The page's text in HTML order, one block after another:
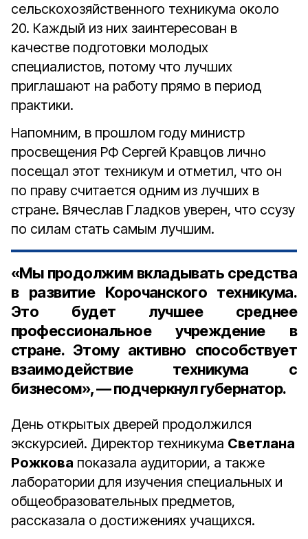
сельскохозяйственного техникума около
20. Каждый из них заинтересован в
качестве подготовки молодых
специалистов, потому что лучших
приглашают на работу прямо в период
практики.
Напомним, в прошлом году министр
просвещения РФ Сергей Кравцов лично
посещал этот техникум и отметил, что он
по праву считается одним из лучших в
стране. Вячеслав Гладков уверен, что ссузу
по силам стать самым лучшим.
«Мы продолжим вкладывать средства
в развитие Корочанского техникума.
Это будет лучшее среднее
профессиональное учреждение в
стране. Этому активно способствует
взаимодействие техникума с
бизнесом», — подчеркнул губернатор.
День открытых дверей продолжился
экскурсией. Директор техникума Светлана
Рожкова показала аудитории, а также
лаборатории для изучения специальных и
общеобразовательных предметов,
рассказала о достижениях учащихся.